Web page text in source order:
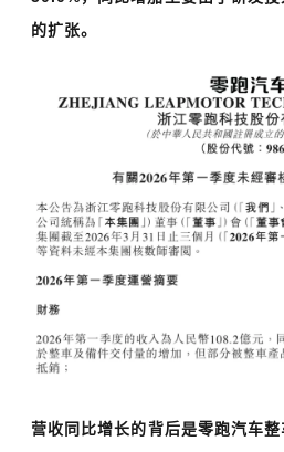
的扩张。
营收同比增长的背后是零跑汽车